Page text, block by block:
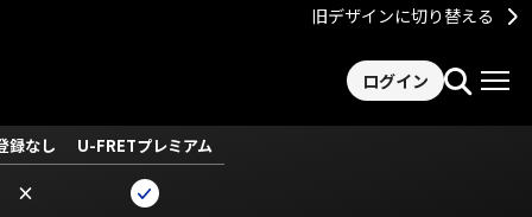
旧デザインに切り替える
ログイン
録なし U-FRETプレミアム
×